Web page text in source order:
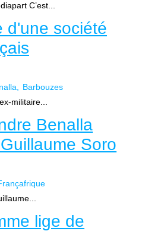
C’est...
d'une société
Barbouzes
militaire...
Benalla
Soro
lige de